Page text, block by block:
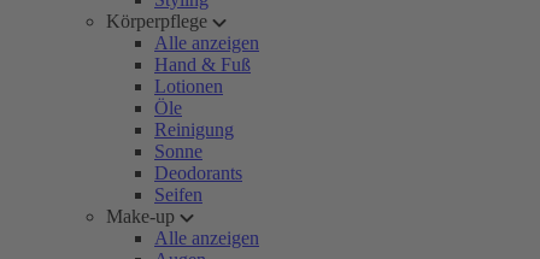
Körperpflege
Alle anzeigen
Hand & Fuß
Lotionen
Öle
Reinigung
Sonne
Deodorants
Seifen
Make-up
Alle anzeigen